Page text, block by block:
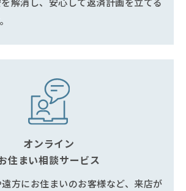
オンライン
住まい相談サービス
方にお住まいのお客様など、来店が